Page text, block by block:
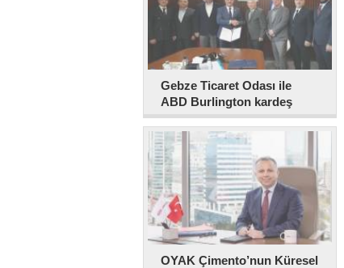
Gebze Ticaret Odası ile
ABD Burlington kardeş
oldu
OYAK Çimento’nun Küresel